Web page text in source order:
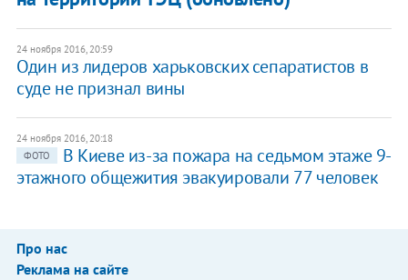
24 ноября 2016, 20:59
Один из лидеров харьковских сепаратистов в
суде не признал вины
24 ноября 2016, 20:18
ФОТО
В Киеве из-за пожара на седьмом этаже 9-
этажного общежития эвакуировали 77 человек
Про нас
Реклама на сайте